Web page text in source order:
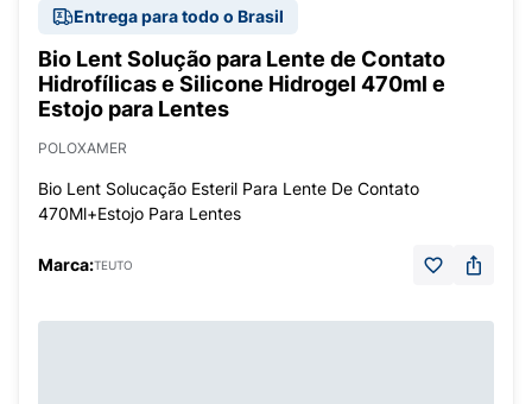
Entrega para todo o Brasil
Bio Lent Solução para Lente de Contato
Hidrofílicas e Silicone Hidrogel 470ml e
Estojo para Lentes
POLOXAMER
Bio Lent Solucação Esteril Para Lente De Contato
470Ml+Estojo Para Lentes
Marca:TEUTO